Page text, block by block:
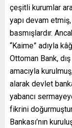
çeşitli kurumlar
yapı devam
basmışlardır.
“Kaime” adıyla
Ottoman Bank,
amacıyla
alarak devlet
yabancı
fikrini
Bankası’nın